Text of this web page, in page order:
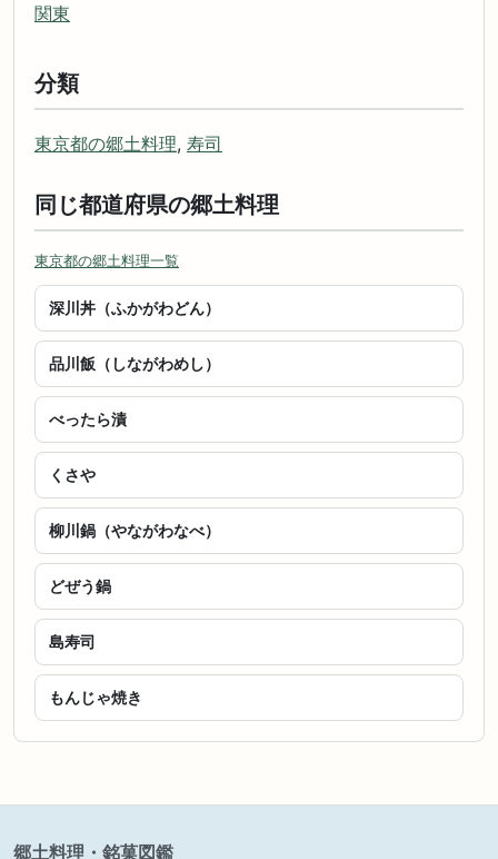
関東
分類
東京都の郷土料理, 寿司
同じ都道府県の郷土料理
東京都の郷土料理一覧
深川丼（ふかがわどん）
品川飯（しながわめし）
べったら漬
くさや
柳川鍋（やながわなべ）
どぜう鍋
島寿司
もんじゃ焼き
郷土料理・銘菓図鑑